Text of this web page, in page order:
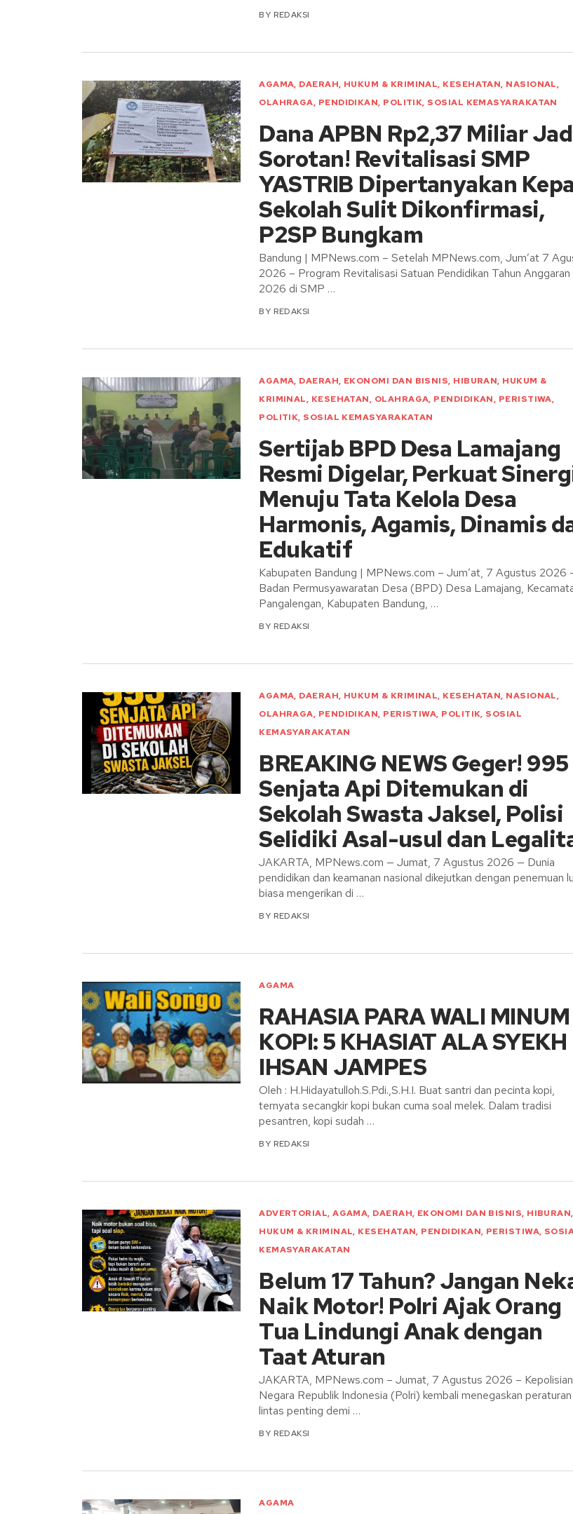
BY REDAKSI
AGAMA, DAERAH, HUKUM & KRIMINAL, KESEHATAN, NASIONAL,
OLAHRAGA, PENDIDIKAN, POLITIK, SOSIAL KEMASYARAKATAN
Dana APBN Rp2,37 Miliar
Sorotan! Revitalisasi SMP
YASTRIB Dipertanyakan
Sekolah Sulit Dikonfirmasi,
P2SP Bungkam
Bandung | MPNews.com – Setelah MPNews.com, Jum’at 7
2026 – Program Revitalisasi Satuan Pendidikan Tahun Anggaran
2026 di SMP …
BY REDAKSI
AGAMA, DAERAH, EKONOMI DAN BISNIS, HIBURAN, HUKUM &
KRIMINAL, KESEHATAN, OLAHRAGA, PENDIDIKAN, PERISTIWA,
POLITIK, SOSIAL KEMASYARAKATAN
Sertijab BPD Desa Lamajang
Resmi Digelar, Perkuat
Menuju Tata Kelola Desa
Harmonis, Agamis, Dinamis
Edukatif
Kabupaten Bandung | MPNews.com – Jum’at, 7 Agustus 2026
Badan Permusyawaratan Desa (BPD) Desa Lamajang,
Pangalengan, Kabupaten Bandung, …
BY REDAKSI
AGAMA, DAERAH, HUKUM & KRIMINAL, KESEHATAN, NASIONAL,
OLAHRAGA, PENDIDIKAN, PERISTIWA, POLITIK, SOSIAL
KEMASYARAKATAN
BREAKING NEWS Geger! 995
Senjata Api Ditemukan di
Sekolah Swasta Jaksel, Polisi
Selidiki Asal-usul dan
JAKARTA, MPNews.com — Jumat, 7 Agustus 2026 — Dunia
pendidikan dan keamanan nasional dikejutkan dengan penemuan
biasa mengerikan di …
BY REDAKSI
AGAMA
RAHASIA PARA WALI MINUM
KOPI: 5 KHASIAT ALA SYEKH
IHSAN JAMPES
Oleh : H.Hidayatulloh.S.Pdi.,S.H.I. Buat santri dan pecinta kopi,
ternyata secangkir kopi bukan cuma soal melek. Dalam tradisi
pesantren, kopi sudah …
BY REDAKSI
ADVERTORIAL,AGAMA, DAERAH, EKONOMI DAN BISNIS, HIBURAN,
HUKUM & KRIMINAL, KESEHATAN, PENDIDIKAN, PERISTIWA,
KEMASYARAKATAN
Belum 17 Tahun? Jangan
Naik Motor! Polri Ajak Orang
Tua Lindungi Anak dengan
Taat Aturan
JAKARTA, MPNews.com – Jumat, 7 Agustus 2026 – Kepolisian
Negara Republik Indonesia (Polri) kembali menegaskan peraturan
lintas penting demi …
BY REDAKSI
AGAMA